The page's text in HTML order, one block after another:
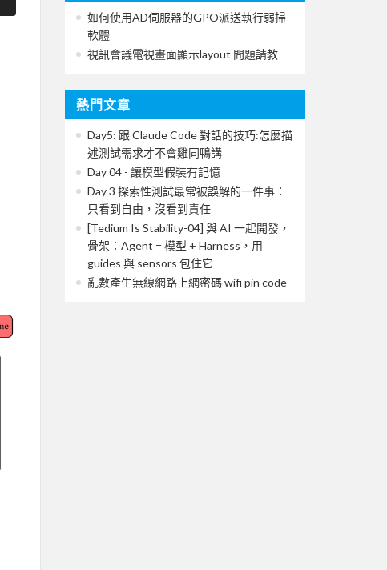
如何使用AD伺服器的GPO派送執行弱掃
軟體
視訊會議電視畫面顯示layout 問題請教
熱門文章
Day5: 跟 Claude Code 對話的技巧:怎麼描
述測試需求才不會雞同鴨講
Day 04 - 讓模型假裝有記憶
Day 3 探索性測試最常被誤解的一件事：
只看到自由，沒看到責任
[Tedium Is Stability-04] 與 AI 一起開發，
骨架：Agent = 模型 + Harness，用
guides 與 sensors 包住它
亂數產生無線網路上網密碼 wifi pin code